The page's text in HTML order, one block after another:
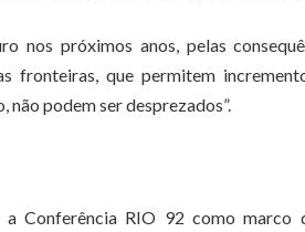
nos próximos anos, pelas
fronteiras, que permitem
podem ser desprezados”.
Conferência RIO 92 como